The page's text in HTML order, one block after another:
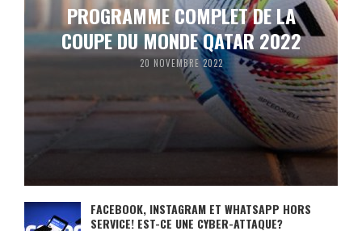
PROGRAMME COMPLET DE LA
COUPE DU MONDE QATAR 2022
20 NOVEMBRE 2022
FACEBOOK, INSTAGRAM ET WHATSAPP HORS
SERVICE! EST-CE UNE CYBER-ATTAQUE?